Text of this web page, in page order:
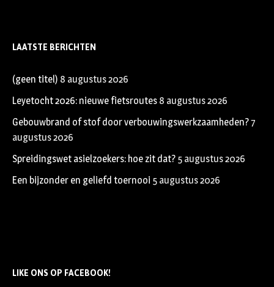
LAATSTE BERICHTEN
(geen titel) 8 augustus 2026
Leyetocht 2026: nieuwe fietsroutes 8 augustus 2026
Gebouwbrand of stof door verbouwingswerkzaamheden?7
augustus 2026
Spreidingswet asielzoekers: hoe zit dat? 5 augustus 2026
Een bijzonder en geliefd toernooi 5 augustus 2026
LIKE ONS OP FACEBOOK!